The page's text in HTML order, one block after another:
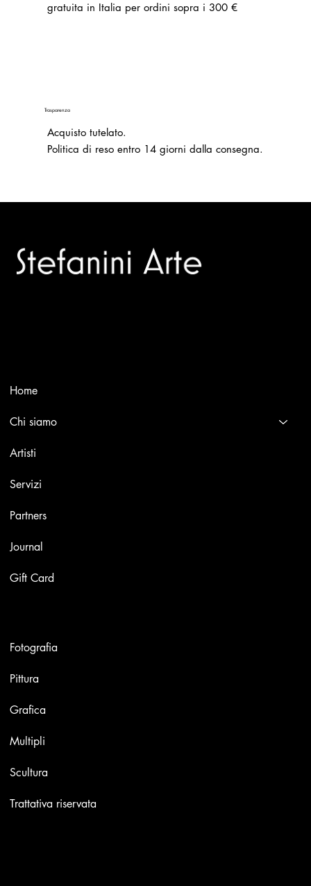
gratuita in Italia per ordini sopra i 300 €
Trasparenza
Acquisto tutelato.
Politica di reso entro 14 giorni dalla consegna.
Home
Chi siamo
Artisti
Servizi
Partners
Journal
Gift Card
Fotografia
Pittura
Grafica
Multipli
Scultura
Trattativa riservata